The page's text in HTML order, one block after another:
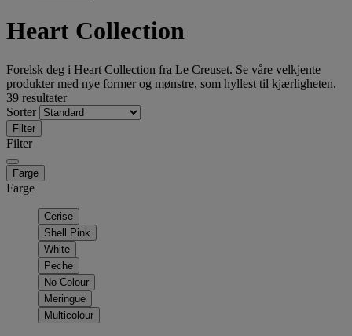
Heart Collection
Forelsk deg i Heart Collection fra Le Creuset. Se våre velkjente
produkter med nye former og mønstre, som hyllest til kjærligheten.
39 resultater
Sorter
Filter
Filter
Farge
Farge
Cerise
Shell Pink
White
Peche
No Colour
Meringue
Multicolour